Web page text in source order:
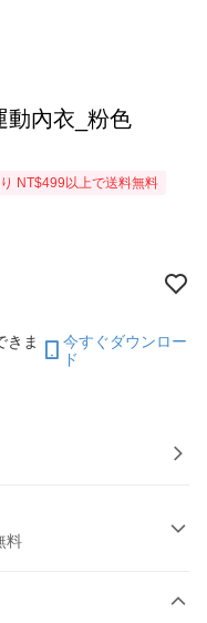
動內衣_粉色
NT$499以上で送料無料
きま
今すぐダウンロー
ド
料